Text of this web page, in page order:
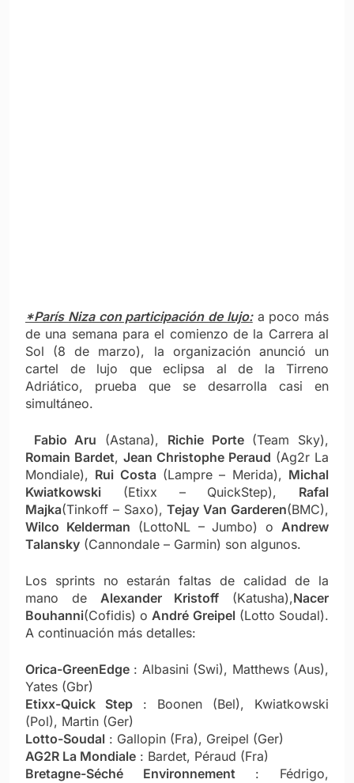
*París Niza con participación de lujo:a poco más
de una semana para el comienzo de la Carrera al
Sol (8 de marzo), la organización anunció un
cartel de lujo que eclipsa al de la Tirreno
Adriático, prueba que se desarrolla casi en
simultáneo.
Fabio Aru (Astana), Richie Porte(Team Sky),
Romain Bardet, Jean Christophe Peraud (Ag2r La
Mondiale), Rui Costa (Lampre – Merida), Michal
Kwiatkowski (Etixx – QuickStep), Rafal
Majka(Tinkoff – Saxo),Tejay Van Garderen(BMC),
Wilco Kelderman (LottoNL – Jumbo) oAndrew
Talansky (Cannondale – Garmin) son algunos.
Los sprints no estarán faltas de calidad de la
mano de Alexander Kristoff (Katusha),Nacer
Bouhanni(Cofidis) oAndré Greipel (Lotto Soudal).
A continuación más detalles:
Orica-GreenEdge : Albasini (Swi), Matthews (Aus),
Yates (Gbr)
Etixx-Quick Step : Boonen (Bel), Kwiatkowski
(Pol), Martin (Ger)
Lotto-Soudal : Gallopin (Fra), Greipel (Ger)
AG2R La Mondiale : Bardet, Péraud (Fra)
Bretagne-Séché Environnement: Fédrigo,